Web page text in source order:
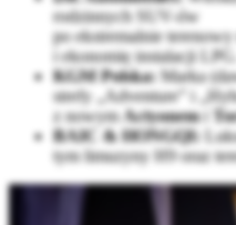
rodzinnych SUV-ów
po ekstremalnie
i ekonomię instalacji LPG.
KGM Polska: Marka
strefy „Adventure” i
z nowymActyonemi
BAIC & HONGQI:
tym limuzyny H9 oraz